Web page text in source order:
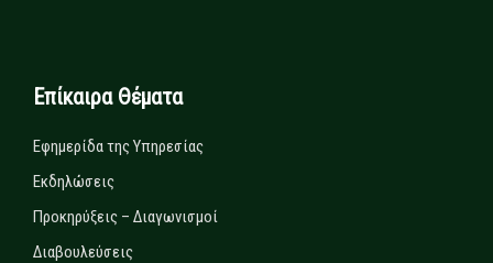
Επίκαιρα Θέματα
Εφημερίδα της Υπηρεσίας
Εκδηλώσεις
Προκηρύξεις – Διαγωνισμοί
Διαβουλεύσεις